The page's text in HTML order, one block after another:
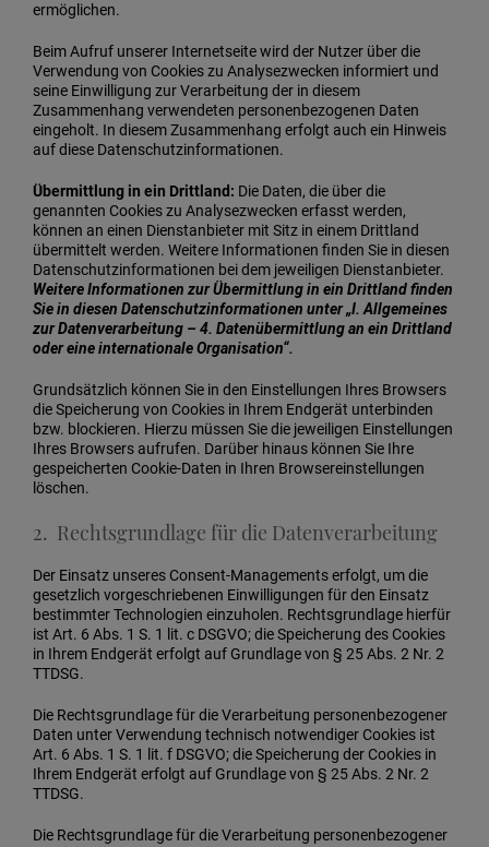
ermöglichen.
Beim Aufruf unserer Internetseite wird der Nutzer über die
Verwendung von Cookies zu Analysezwecken informiert und
seine Einwilligung zur Verarbeitung der in diesem
Zusammenhang verwendeten personenbezogenen Daten
eingeholt. In diesem Zusammenhang erfolgt auch ein Hinweis
auf diese Datenschutzinformationen.
Übermittlung in ein Drittland: Die Daten, die über die
genannten Cookies zu Analysezwecken erfasst werden,
können an einen Dienstanbieter mit Sitz in einem Drittland
übermittelt werden. Weitere Informationen finden Sie in diesen
Datenschutzinformationen bei dem jeweiligen Dienstanbieter.
Weitere Informationen zur Übermittlung in ein Drittland finden
Sie in diesen Datenschutzinformationen unter „I. Allgemeines
zur Datenverarbeitung – 4. Datenübermittlung an ein Drittland
oder eine internationale Organisation“.
Grundsätzlich können Sie in den Einstellungen Ihres Browsers
die Speicherung von Cookies in Ihrem Endgerät unterbinden
bzw. blockieren. Hierzu müssen Sie die jeweiligen Einstellungen
Ihres Browsers aufrufen. Darüber hinaus können Sie Ihre
gespeicherten Cookie-Daten in Ihren Browsereinstellungen
löschen.
2. Rechtsgrundlage für die Datenverarbeitung
Der Einsatz unseres Consent-Managements erfolgt, um die
gesetzlich vorgeschriebenen Einwilligungen für den Einsatz
bestimmter Technologien einzuholen. Rechtsgrundlage hierfür
ist Art. 6 Abs. 1 S. 1 lit. c DSGVO; die Speicherung des Cookies
in Ihrem Endgerät erfolgt auf Grundlage von § 25 Abs. 2 Nr. 2
TTDSG.
Die Rechtsgrundlage für die Verarbeitung personenbezogener
Daten unter Verwendung technisch notwendiger Cookies ist
Art. 6 Abs. 1 S. 1 lit. f DSGVO; die Speicherung der Cookies in
Ihrem Endgerät erfolgt auf Grundlage von § 25 Abs. 2 Nr. 2
TTDSG.
Die Rechtsgrundlage für die Verarbeitung personenbezogener